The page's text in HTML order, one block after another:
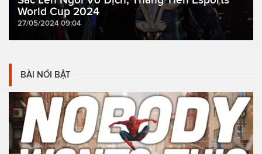
World Cup 2024
27/05/2024 09:04
BÀI NỔI BẬT